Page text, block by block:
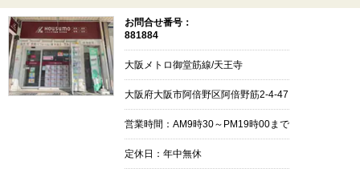
お問合せ番号：
881884
大阪メトロ御堂筋線/天王寺
大阪府大阪市阿倍野区阿倍野筋2-4-47
営業時間：AM9時30～PM19時00まで
定休日：年中無休